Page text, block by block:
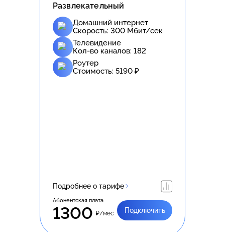
Развлекательный
Домашний интернет
Скорость: 300 Мбит/сек
Телевидение
Кол-во каналов: 182
Роутер
Стоимость: 5190 ₽
Подробнее о тарифе
Абонентская плата
1300 ₽/мес Подключить